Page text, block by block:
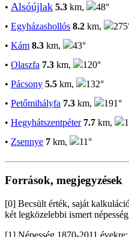
• Alsóújlak 5.3 km,
48°
• Egyházashollós 8.2 km,
• Kám 8.3 km,
43°
• Olaszfa 7.3 km,
120°
• Pácsony 5.5 km,
132°
• Petőmihályfa 7.3 km,
191°
• Hegyhátszentpéter 7.7 km,
• Zsennye 7 km, 11°
Források, megjegyzések
[0] Becsült érték, saját
két legközelebbi ismert
[1] Népesség 1870-2011 évekre: